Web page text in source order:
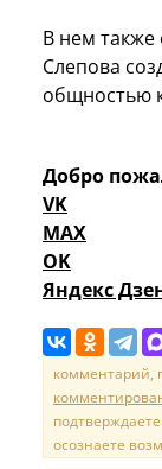
В нем также
Слепова
общностью
Добро
VK
MAX
OK
Яндекс
комментарий,
осознаете